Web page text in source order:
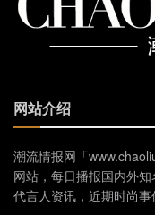
网站介绍
潮流情报网「
网站，每日播报国内外
代言人资讯，近期时尚事